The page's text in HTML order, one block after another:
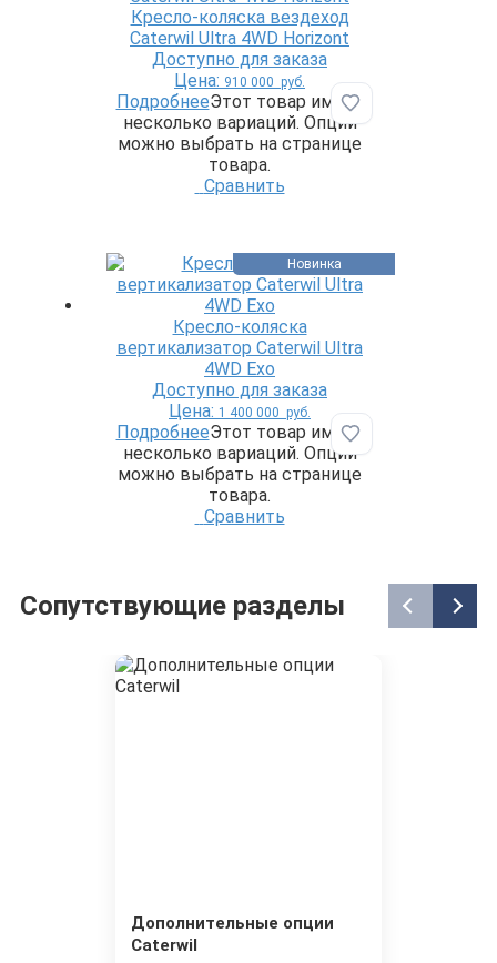
Кресло-коляска вездеход
Caterwil Ultra 4WD Horizont
Доступно для заказа
Цена: 910 000 руб.
Добавить в
ПодробнееЭтот товар имеет
несколько вариаций. Опции
можно выбрать на странице
товара.
Сравнить
Кресло-коляска
вертикализатор Caterwil Ultra
4WD Exo
Доступно для заказа
Цена: 1 400 000 руб.
Новинка
Добавить в
ПодробнееЭтот товар имеет
несколько вариаций. Опции
можно выбрать на странице
товара.
Сравнить
Сопутствующие разделы
Дополнительные опции
Caterwil